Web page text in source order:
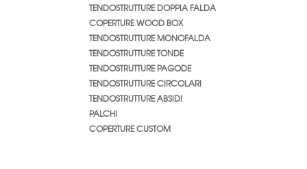
TENDOSTRUTTURE DOPPIA FALDA
COPERTURE WOOD BOX
TENDOSTRUTTURE MONOFALDA
TENDOSTRUTTURE TONDE
TENDOSTRUTTURE PAGODE
TENDOSTRUTTURE CIRCOLARI
TENDOSTRUTTURE ABSIDI
PALCHI
COPERTURE CUSTOM